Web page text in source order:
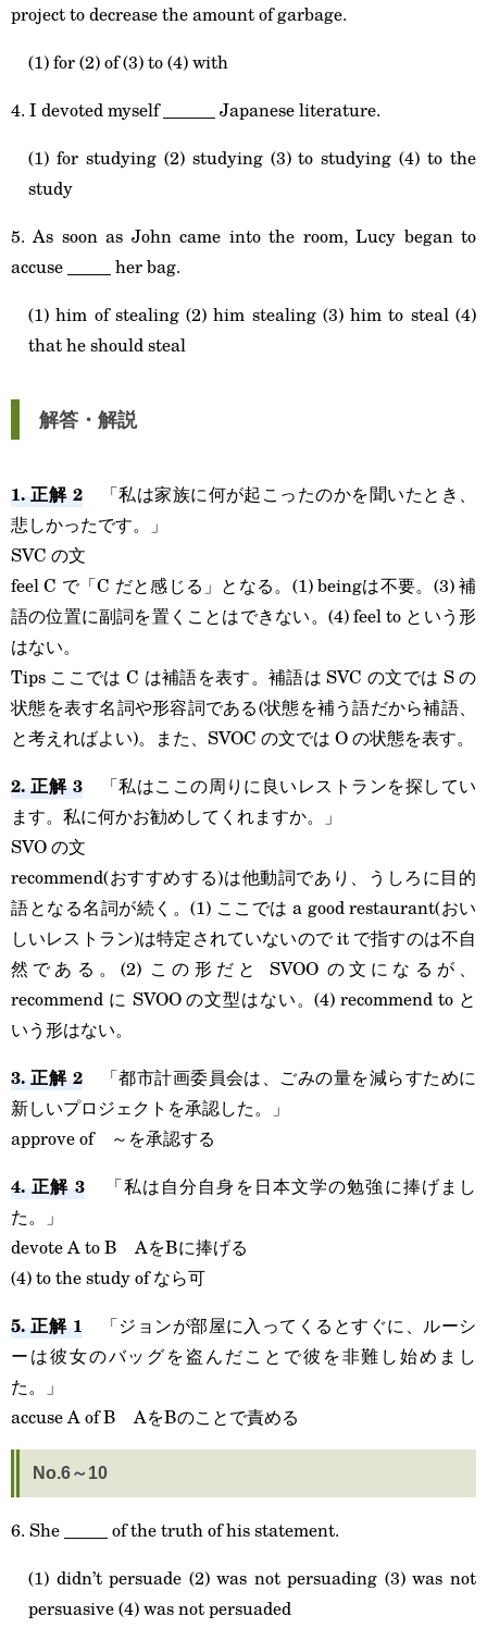
project to decrease the amount of garbage.
(1) for (2) of (3) to (4) with
4. I devoted myself ______ Japanese literature.
(1) for studying (2) studying (3) to studying (4) to the
study
5. As soon as John came into the room, Lucy began to
accuse _____ her bag.
(1) him of stealing (2) him stealing (3) him to steal (4)
that he should steal
解答・解説
1. 正解 2「私は家族に何が起こったのかを聞いたとき、
悲しかったです。」
SVC の文
feel C で「C だと感じる」となる。(1) beingは不要。(3) 補
語の位置に副詞を置くことはできない。(4) feel to という形
はない。
Tips ここでは C は補語を表す。補語は SVC の文では S の
状態を表す名詞や形容詞である(状態を補う語だから補語、
と考えればよい)。また、SVOC の文では O の状態を表す。
2. 正解 3「私はここの周りに良いレストランを探してい
ます。私に何かお勧めしてくれますか。」
SVO の文
recommend(おすすめする)は他動詞であり、うしろに目的
語となる名詞が続く。(1) ここでは a good restaurant(おい
しいレストラン)は特定されていないので it で指すのは不自
然である。(2) この形だと SVOO の文になるが、
recommend に SVOO の文型はない。(4) recommend to と
いう形はない。
3. 正解 2「都市計画委員会は、ごみの量を減らすために
新しいプロジェクトを承認した。」
approve of ～を承認する
4. 正解 3 「私は自分自身を日本文学の勉強に捧げまし
た。」
devote A to B AをBに捧げる
(4) to the study of なら可
5. 正解 1 「ジョンが部屋に入ってくるとすぐに、ルーシ
ーは彼女のバッグを盗んだことで彼を非難し始めまし
た。」
accuse A of B AをBのことで責める
No.6～10
6. She _____ of the truth of his statement.
(1) didn’t persuade (2) was not persuading (3) was not
persuasive (4) was not persuaded